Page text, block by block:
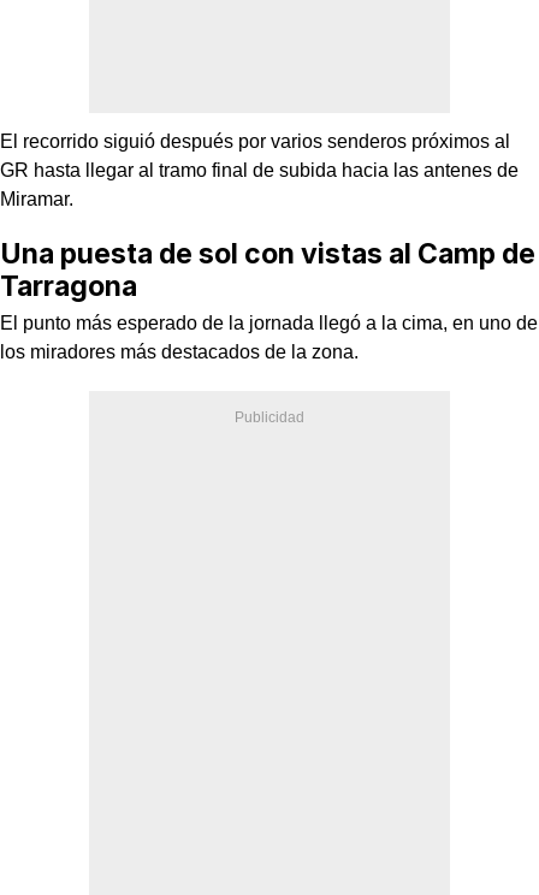
El recorrido siguió después por varios senderos próximos al
GR hasta llegar al tramo final de subida hacia las antenes de
Miramar.
Una puesta de sol con vistas al Camp de
Tarragona
El punto más esperado de la jornada llegó a la cima, en uno de
los miradores más destacados de la zona.